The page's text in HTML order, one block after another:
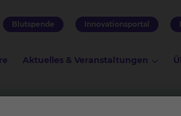
Blutspende Innovationsportal
Aktuelles & Veranstaltungen